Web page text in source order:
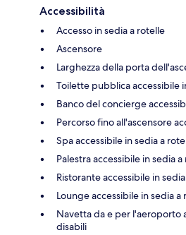
Accessibilità
Accesso in sedia a rotelle
Ascensore
Larghezza della porta
Toilette pubblica accessibile
Banco del concierge
Percorso fino all'ascensore
Spa accessibile in sedia a
Palestra accessibile in sedia
Ristorante accessibile in
Lounge accessibile in sedia a
Navetta da e per l'aeroporto
disabili